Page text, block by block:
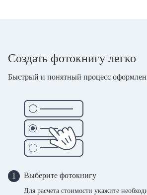
Создать фотокнигу легко
Быстрый и понятный процесс
1 Выберите фотокнигу
Для расчета стоимости укажите